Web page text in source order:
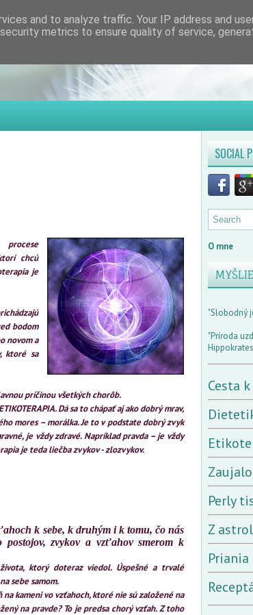
chcú
je
bodom
novom a
ktoré sa
príčinou všetkých chorôb.
Dá sa to chápať aj ako dobrý mrav,
mores – morálka. Je to v podstate dobrý zvyk
je vždy zdravé. Napríklad pravda – je vždy
je teda liečba zvykov - zlozvykov.
k sebe, k druhým i k tomu, čo nás
zvykov a vzťahov smerom k
ktorý doteraz viedol. Úspešné a trvalé
sebe samom.
kameni vo vzťahoch, ktoré nie sú založené na
na pravde? To je predsa chorý vzťah. Z toho
SOCIAL
O mne
"Slobodný
"Príroda
Hippokrates
Cesta
Perly
Z
Priania
and to analyze traffic. Your IP address and
metrics to ensure quality of service,